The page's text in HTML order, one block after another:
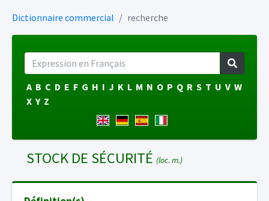
Dictionnaire commercial recherche
A B C D E F G H I J K L M N O P Q R S T U V W
X Y Z
STOCK DE SÉCURITÉ (loc. m.)